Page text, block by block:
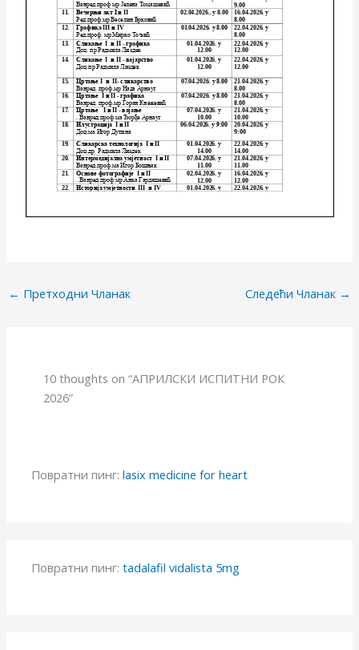
← Претходни Чланак Следећи Чланак →
10 thoughts on “АПРИЛСКИ ИСПИТНИ РОК
2026”
Повратни пинг:lasix medicine for heart
Повратни пинг:tadalafil vidalista 5mg